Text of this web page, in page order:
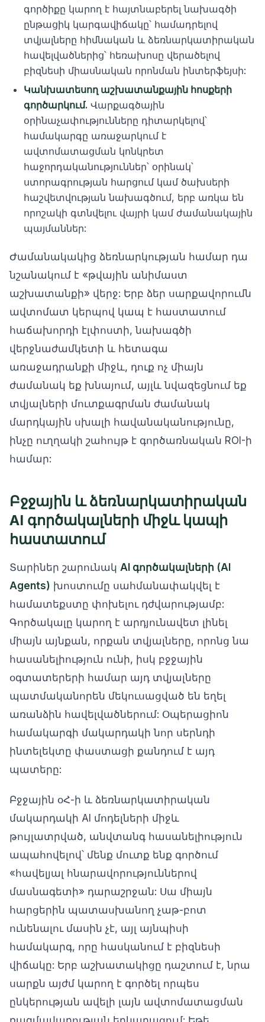
գործիքը կարող է հայտնաբերել նախագծի
ընթացիկ կարգավիճակը՝ համադրելով
տվյալները հիմնական և ձեռնարկատիրական
հավելվածներից՝ հեռախոսը վերածելով
բիզնեսի միասնական որոնման ինտերֆեյսի:
Կանխատեսող աշխատանքային հոսքերի
գործարկում. Վարքագծային
օրինաչափությունները դիտարկելով՝
համակարգը առաջարկում է
ավտոմատացման կոնկրետ
հաջորդականություններ՝ օրինակ՝
ստորագրության հարցում կամ ծախսերի
հաշվետվության նախագծում, երբ առկա են
որոշակի գտնվելու վայրի կամ ժամանակային
պայմաններ:
Ժամանակակից ձեռնարկության համար դա
նշանակում է «թվային անիմաստ
աշխատանքի» վերջ: Երբ ձեր սարքավորումն
ավտոմատ կերպով կապ է հաստատում
հաճախորդի էլփոստի, նախագծի
վերջնաժամկետի և հետագա
առաջադրանքի միջև, դուք ոչ միայն
ժամանակ եք խնայում, այլև նվազեցնում եք
տվյալների մուտքագրման ժամանակ
մարդկային սխալի հավանականությունը,
ինչը ուղղակի շահույթ է գործառնական ROI-ի
համար:
Բջջային և ձեռնարկատիրական
AI գործակալների միջև կապի
հաստատում
Տարիներ շարունակ AI գործակալների (AI
Agents) խոստումը սահմանափակվել է
համատեքստը փոխելու դժվարությամբ:
Գործակալը կարող է արդյունավետ լինել
միայն այնքան, որքան տվյալները, որոնց նա
հասանելիություն ունի, իսկ բջջային
օգտատերերի համար այդ տվյալները
պատմականորեն մեկուսացված են եղել
առանձին հավելվածներում: Օպերացիոն
համակարգի մակարդակի նոր սերնդի
ինտելեկտը փաստացի քանդում է այդ
պատերը:
Բջջային օՀ-ի և ձեռնարկատիրական
մակարդակի AI մոդելների միջև
թույլատրված, անվտանգ հասանելիություն
ապահովելով՝ մենք մուտք ենք գործում
«հավելյալ հնարավորություններով
մասնագետի» դարաշրջան: Սա միայն
հարցերին պատասխանող չաթ-բոտ
ունենալու մասին չէ, այլ այնպիսի
համակարգ, որը հասկանում է բիզնեսի
վիճակը: Երբ աշխատակիցը դաշտում է, նրա
սարքն այժմ կարող է գործել որպես
ընկերության ավելի լայն ավտոմատացման